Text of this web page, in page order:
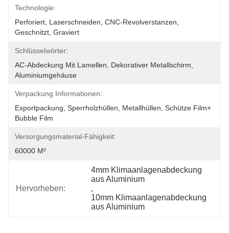
Technologie:
Perforiert, Laserschneiden, CNC-Revolverstanzen,
Geschnitzt, Graviert
Schlüsselwörter:
AC-Abdeckung Mit Lamellen, Dekorativer Metallschirm,
Aluminiumgehäuse
Verpackung Informationen:
Exportpackung, Sperrholzhüllen, Metallhüllen, Schütze Film+
Bubble Film
Versorgungsmaterial-Fähigkeit:
60000 M²
Hervorheben:
4mm Klimaanlagenabdeckung
aus Aluminium
,
10mm Klimaanlagenabdeckung
aus Aluminium